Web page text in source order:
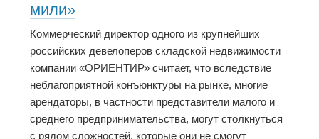
мили»
Коммерческий директор одного из крупнейших
российских девелоперов складской недвижимости
компании «ОРИЕНТИР» считает, что вследствие
неблагоприятной конъюнктуры на рынке, многие
арендаторы, в частности представители малого и
среднего предпринимательства, могут столкнуться
с рядом сложностей, которые они не смогут